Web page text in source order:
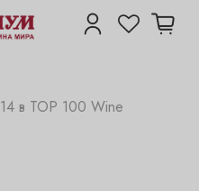
в TOP 100 Wine